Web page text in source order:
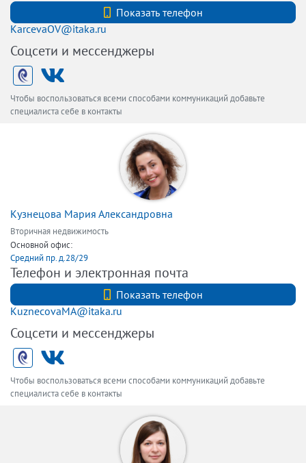
Показать телефон
KarcevaOV@itaka.ru
Соцсети и мессенджеры
Чтобы воспользоваться всеми способами коммуникаций добавьте
специалиста себе в контакты
Кузнецова Мария Александровна
Вторичная недвижимость
Основной офис:
Средний пр. д.28/29
Телефон и электронная почта
Показать телефон
KuznecovaMA@itaka.ru
Соцсети и мессенджеры
Чтобы воспользоваться всеми способами коммуникаций добавьте
специалиста себе в контакты